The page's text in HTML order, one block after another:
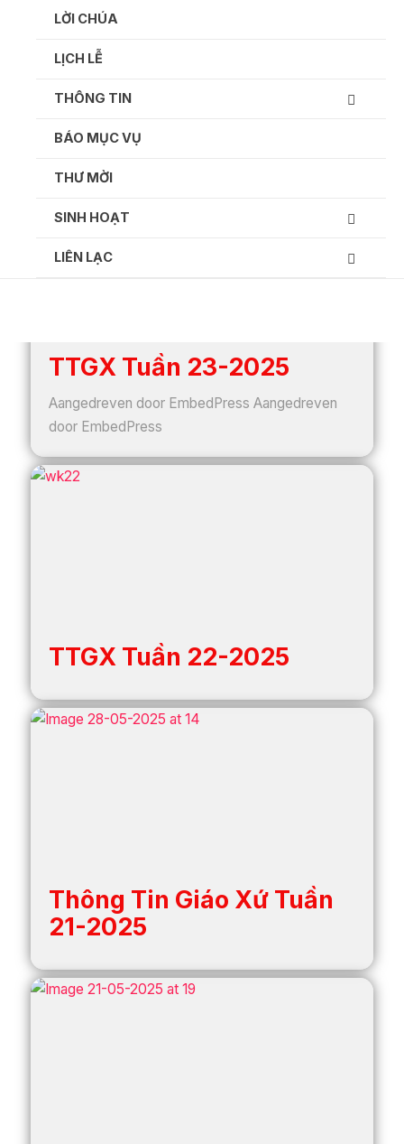
LỜI CHÚA
LỊCH LỄ
THÔNG TIN
BÁO MỤC VỤ
THƯ MỜI
SINH HOẠT
LIÊN LẠC
Thông tin giáo xứ hàng tuần:
TTGX Tuần 23-2025
Aangedreven door EmbedPress Aangedreven
door EmbedPress
TTGX Tuần 22-2025
Thông Tin Giáo Xứ Tuần
21-2025